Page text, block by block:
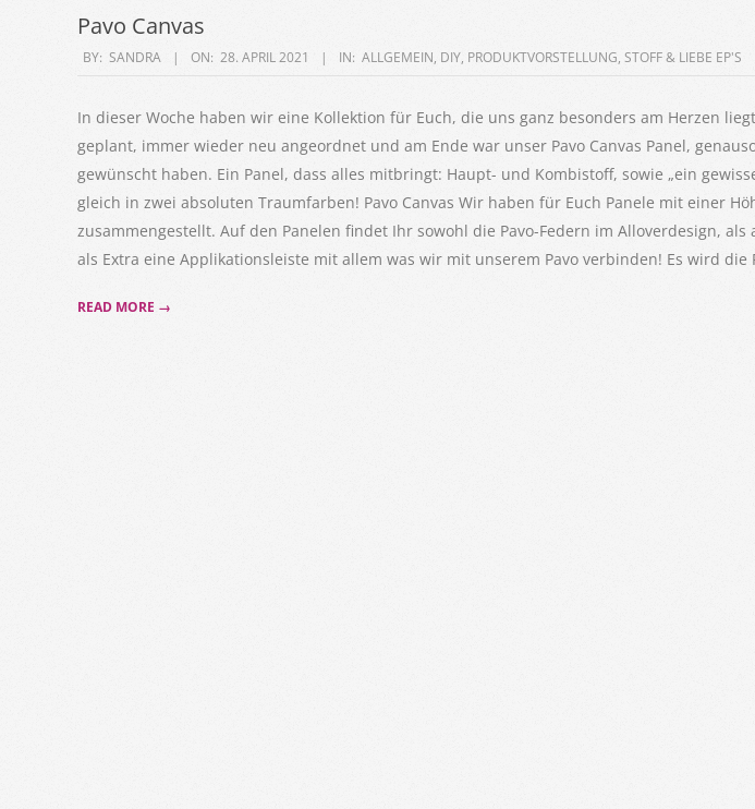
Pavo Canvas
2021-
28
BY: SANDRA ON: 28. APRIL 2021 IN: ALLGEMEIN, DIY, PRODUKTVORSTELLUNG, STOFF & LIEBE EP'S
In dieser Woche haben wir eine Kollektion für Euch, die uns ganz besonders am Herzen
geplant, immer wieder neu angeordnet und am Ende war unser Pavo Canvas Panel,
gewünscht haben. Ein Panel, dass alles mitbringt: Haupt- und Kombistoff, sowie „ein
gleich in zwei absoluten Traumfarben! Pavo Canvas Wir haben für Euch Panele mit einer
zusammengestellt. Auf den Panelen findet Ihr sowohl die Pavo-Federn im Alloverdesign, als
als Extra eine Applikationsleiste mit allem was wir mit unserem Pavo verbinden! Es wird die
READ MORE →